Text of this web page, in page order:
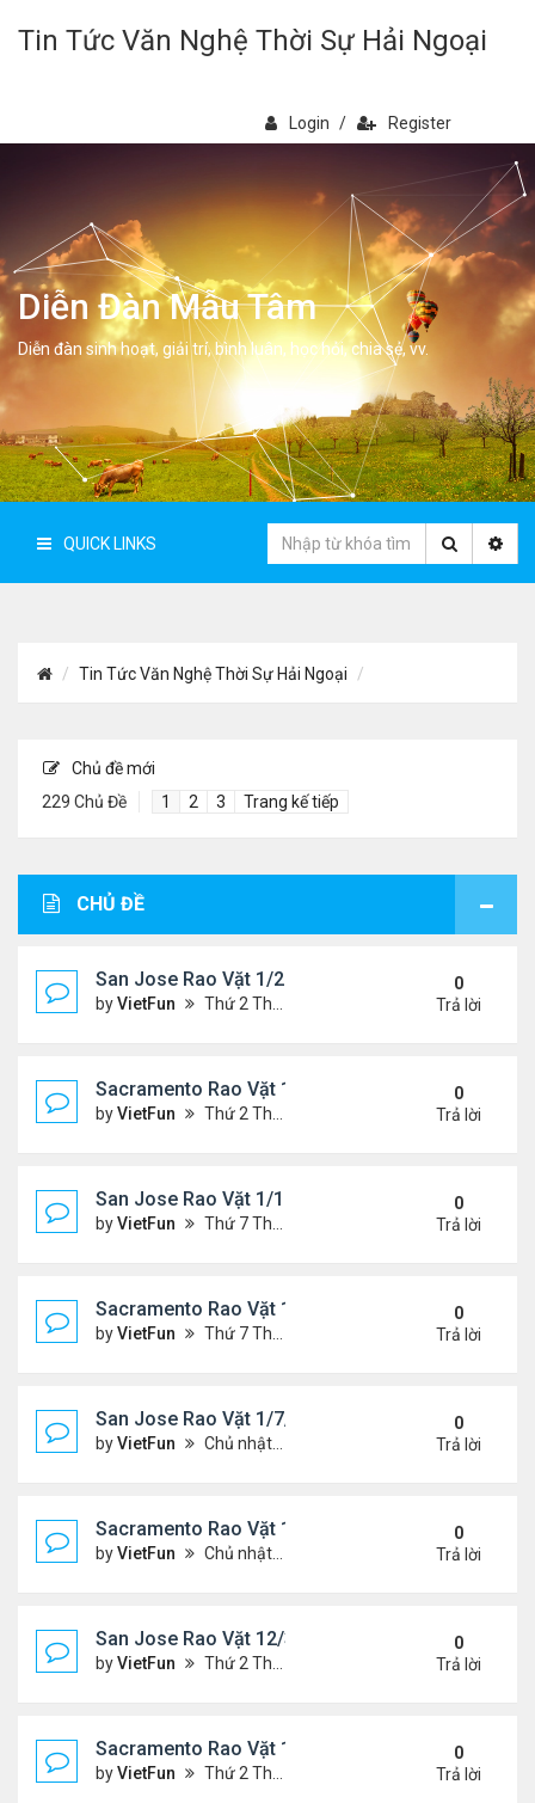
Tin Tức Văn Nghệ Thời Sự Hải Ngoại
Login / Register
Diễn Đàn Mẫu Tâm
Diễn đàn sinh hoạt, giải trí, bình luân, học hỏi, chia sẻ, vv.
QUICK LINKS
Tin Tức Văn Nghệ Thời Sự Hải Ngoại
Chủ đề mới
229 Chủ Đề
1 2 3 Trang kế tiếp
CHỦ ĐỀ
San Jose Rao Vặt 1/21/22- 1/28/22
byVietFun Thứ 2 Tháng 1 24, 2022 10:25 pm
0
Trả lời
Sacramento Rao Vặt 1/21/22- 1/28/22
byVietFun Thứ 2 Tháng 1 24, 2022 10:20 pm
0
Trả lời
San Jose Rao Vặt 1/14/22- 1/21/22
byVietFun Thứ 7 Tháng 1 15, 2022 8:54 pm
0
Trả lời
Sacramento Rao Vặt 1/14/22- 1/21/22
byVietFun Thứ 7 Tháng 1 15, 2022 8:49 pm
0
Trả lời
San Jose Rao Vặt 1/7/21- 1/14/22
byVietFun Chủ nhật Tháng 1 09, 2022 10:06 pm
0
Trả lời
Sacramento Rao Vặt 1/7/21- 1/14/22
byVietFun Chủ nhật Tháng 1 09, 2022 10:02 pm
0
Trả lời
San Jose Rao Vặt 12/31/21- 1/7/22
byVietFun Thứ 2 Tháng 1 03, 2022 8:29 pm
0
Trả lời
Sacramento Rao Vặt 12/31/21- 1/7/22
byVietFun Thứ 2 Tháng 1 03, 2022 8:25 pm
0
Trả lời